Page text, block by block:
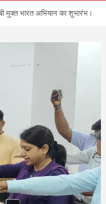
मुक्त भारत अभियान का शुभारंभ।